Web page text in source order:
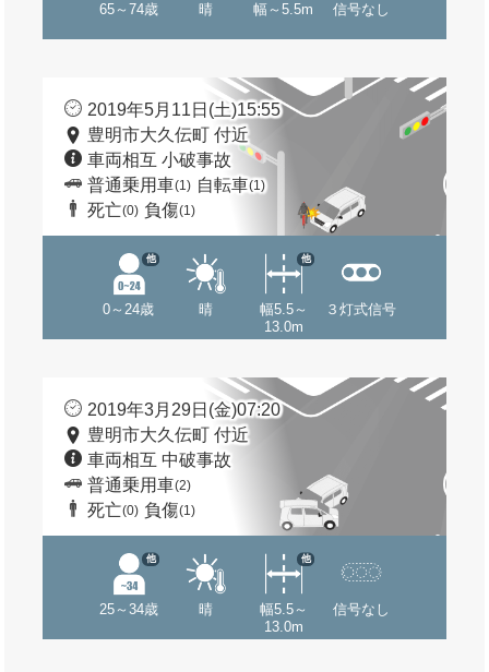
65～74歳 晴 幅～5.5m 信号なし
2019年5月11日(土)15:55
豊明市大久伝町 付近
車両相互 小破事故
普通乗用車(1) 自転車(1)
死亡(0) 負傷(1)
0～24歳
他
晴
幅5.5～
13.0m
他
３灯式信号
2019年3月29日(金)07:20
豊明市大久伝町 付近
車両相互 中破事故
普通乗用車(2)
死亡(0) 負傷(1)
25～34歳
他
晴
幅5.5～
13.0m
他
信号なし